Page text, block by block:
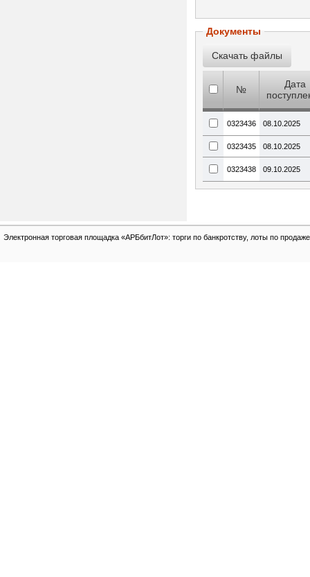
Документы
№
Дата
0323436 08.10.2025
0323435 08.10.2025
0323438 09.10.2025
Электронная торговая площадка «АРБбитЛот»: торги по банкротству, лоты по